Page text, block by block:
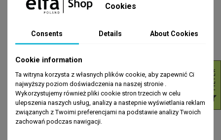
MULTI KID Żelki dla dzieci - 300g
zł36.99
Cookies
Consents Details About Cookies
Cookie information
Ta witryna korzysta z własnych plików cookie, aby zapewnić Ci
najwyższy poziom doświadczenia na naszej stronie .
Wykorzystujemy również pliki cookie stron trzecich w celu
ulepszenia naszych usług, analizy a nastepnie wyświetlania reklam
związanych z Twoimi preferencjami na podstawie analizy Twoich
zachowań podczas nawigacji.
R